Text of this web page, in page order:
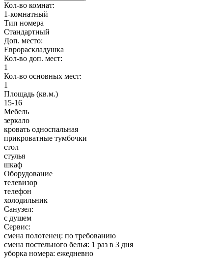
Кол-во комнат:
1-комнатный
Тип номера
Стандартный
Доп. место:
Еврораскладушка
Кол-во доп. мест:
1
Кол-во основных мест:
1
Площадь (кв.м.)
15-16
Мебель
зеркало
кровать односпальная
прикроватные тумбочки
стол
стулья
шкаф
Оборудование
телевизор
телефон
холодильник
Санузел:
с душем
Сервис:
смена полотенец: по требованию
смена постельного белья: 1 раз в 3 дня
уборка номера: ежедневно